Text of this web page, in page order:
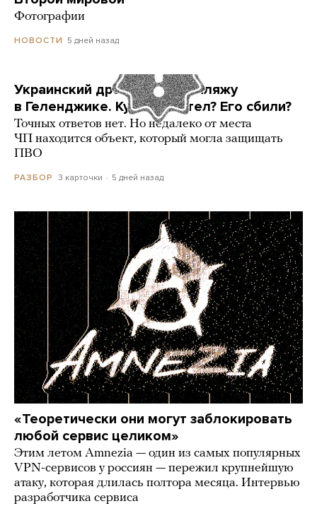
Фотографии
НОВОСТИ 5 дней назад
Украинский дрон попал по пляжу
в Геленджике. Куда он летел? Его сбили?
Точных ответов нет. Но недалеко от места
ЧП находится объект, который могла защищать
ПВО
РАЗБОР 3 карточки 5 дней назад
«Теоретически они могут заблокировать
любой сервис целиком»
Этим летом Amnezia — один из самых популярных
VPN-сервисов у россиян — пережил крупнейшую
атаку, которая длилась полтора месяца. Интервью
разработчика сервиса